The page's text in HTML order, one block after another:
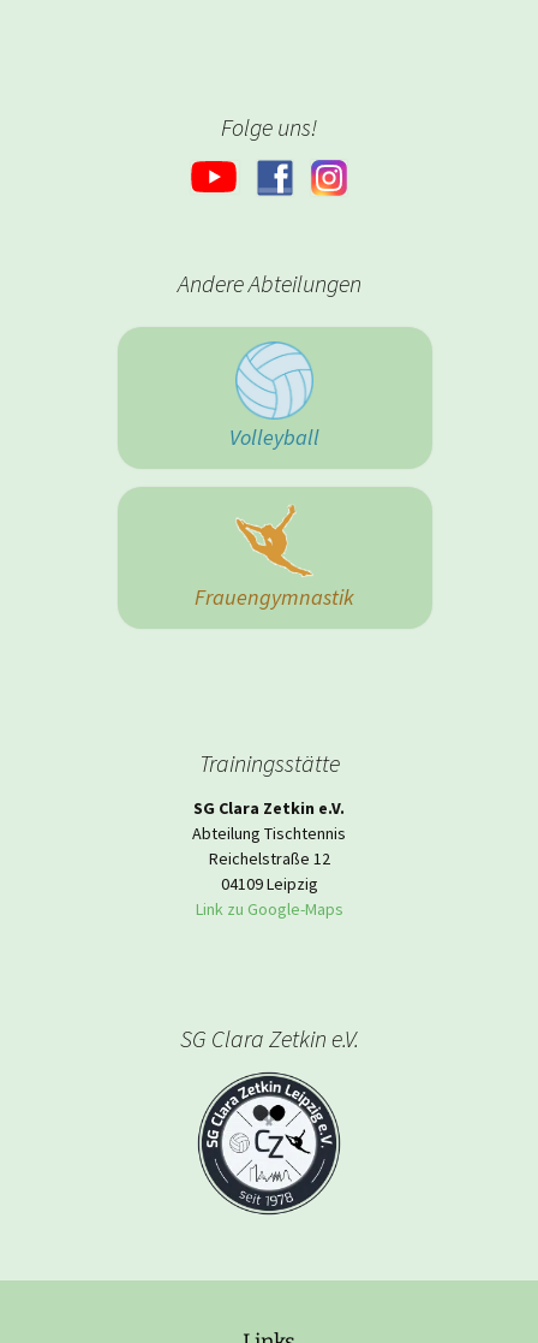
Folge uns!
Andere Abteilungen
Volleyball
Frauengymnastik
Trainingsstätte
SG Clara Zetkin e.V.
Abteilung Tischtennis
Reichelstraße 12
04109 Leipzig
Link zu Google-Maps
SG Clara Zetkin e.V.